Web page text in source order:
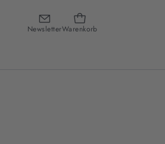
NewsletterWarenkorb